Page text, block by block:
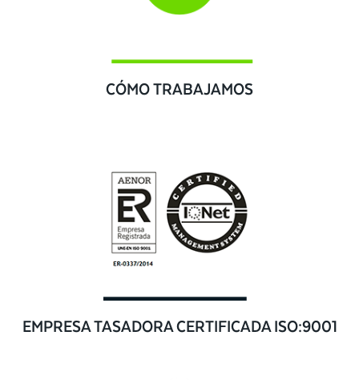
CÓMO TRABAJAMOS
EMPRESA TASADORA CERTIFICADA ISO:9001